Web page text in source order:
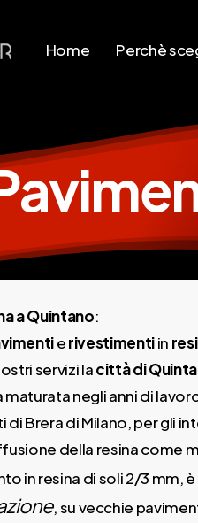
Home Perchè
a Quintano:
erivestimentiin
servizi lacittà di
negli anni di
di Brera di Milano, per gli
della resina come
in resina di soli 2/3 mm,
, su vecchie